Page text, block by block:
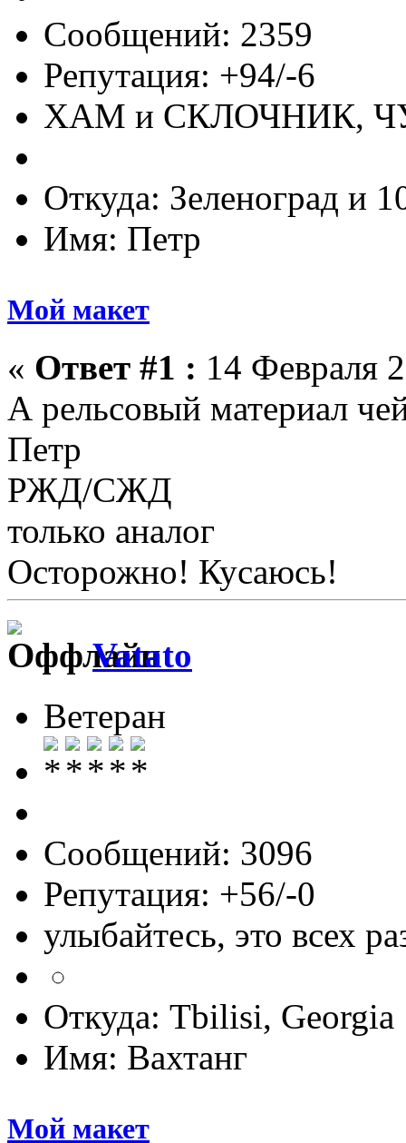
Сообщений: 2359
Репутация: +94/-6
ХАМ и СКЛОЧНИК,
Откуда: Зеленоград и
Имя: Петр
Мой макет
« Ответ #1 : 14 Февраля
А рельсовый материал
Петр
РЖД/СЖД
только аналог
Осторожно! Кусаюсь!
Vatato
Ветеран
Сообщений: 3096
Репутация: +56/-0
улыбайтесь, это всех
Откуда: Tbilisi, Georgia
Имя: Вахтанг
Мой макет